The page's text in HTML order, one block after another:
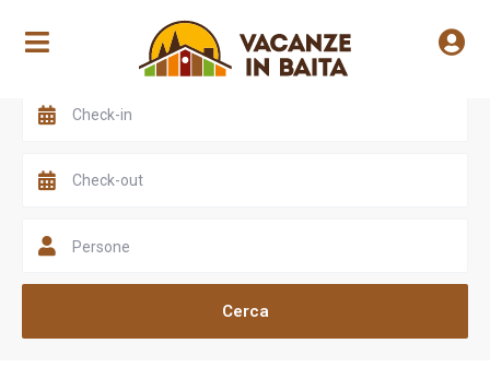
Scegli una valle
Persone